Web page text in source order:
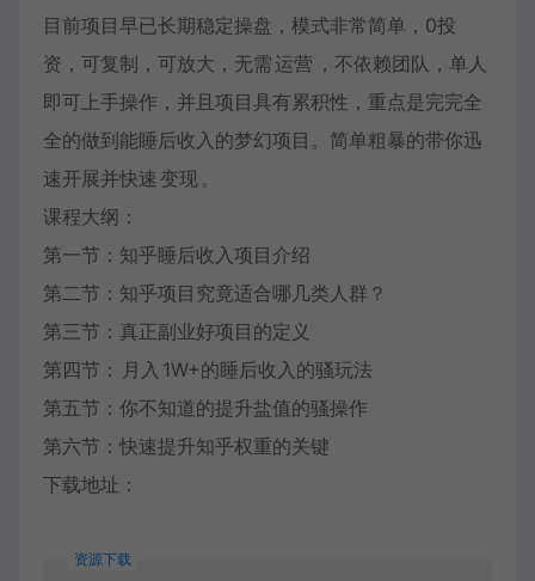
目前项目早已长期稳定操盘，模式非常简单，0投
资，可复制，可放大，无需运营 ，不依赖团队，单人
即可上手操作，并且项目具有累积性，重点是完完全
全的做到能睡后收入的梦幻项目。简单粗暴的带你迅
速开展并快速 变现 。
课程大纲：
第一节：知乎睡后收入项目介绍
第二节：知乎项目究竟适合哪几类人群？
第三节：真正副业好项目的定义
第四节： 月入 1W+的睡后收入的骚玩法
第五节：你不知道的提升盐值的骚操作
第六节：快速提升知乎权重的关键
下载地址：
资源下载